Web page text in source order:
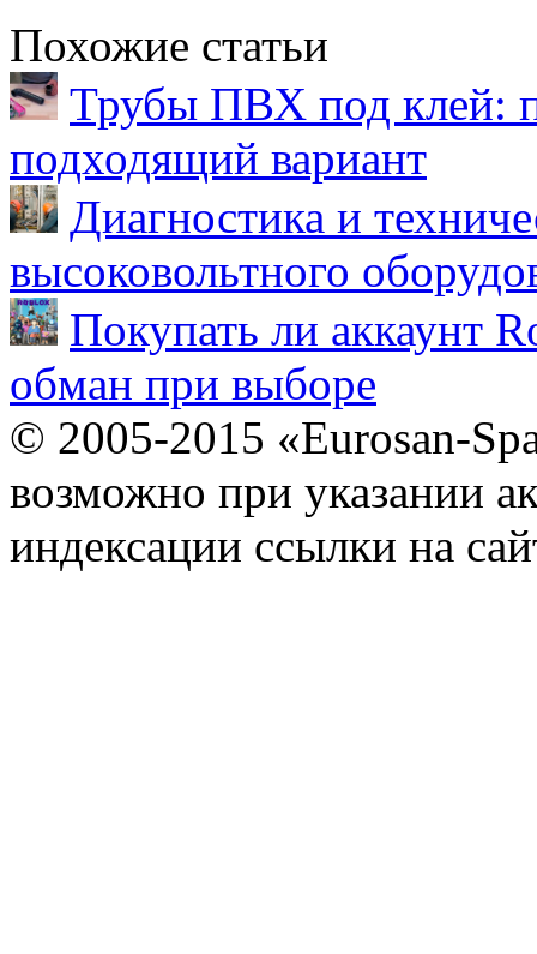
Похожие статьи
Трубы ПВХ под клей:
подходящий вариант
Диагностика и
высоковольтного
Покупать ли аккаунт
обман при выборе
© 2005-2015 «Eurosan-
возможно при указании
индексации ссылки на